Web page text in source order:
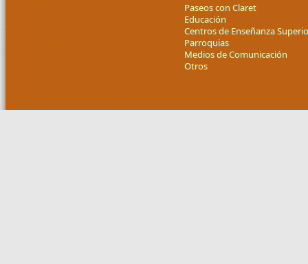
Paseos con Claret
Educación
Centros de Enseñanza
Parroquias
Medios de Comunicación
Otros